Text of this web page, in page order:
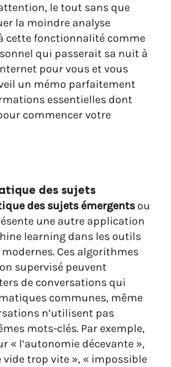
le tout sans que
la moindre analyse
cette fonctionnalité comme
qui passerait sa nuit à
pour vous et vous
un mémo parfaitement
essentielles dont
commencer votre
des sujets
des sujets émergentsou
une autre application
learning dans les outils
Ces algorithmes
supervisé peuvent
de conversations qui
communes, même
n’utilisent pas
mots-clés. Par exemple,
« l’autonomie décevante »,
vide trop vite », « impossible